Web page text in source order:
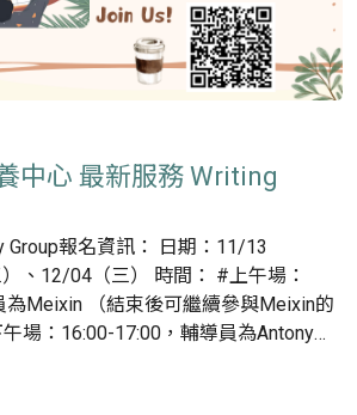
中心 最新服務 Writing
名資訊： 日期：11/13
（三） 時間： #上午場：
繼續參與Meixin的